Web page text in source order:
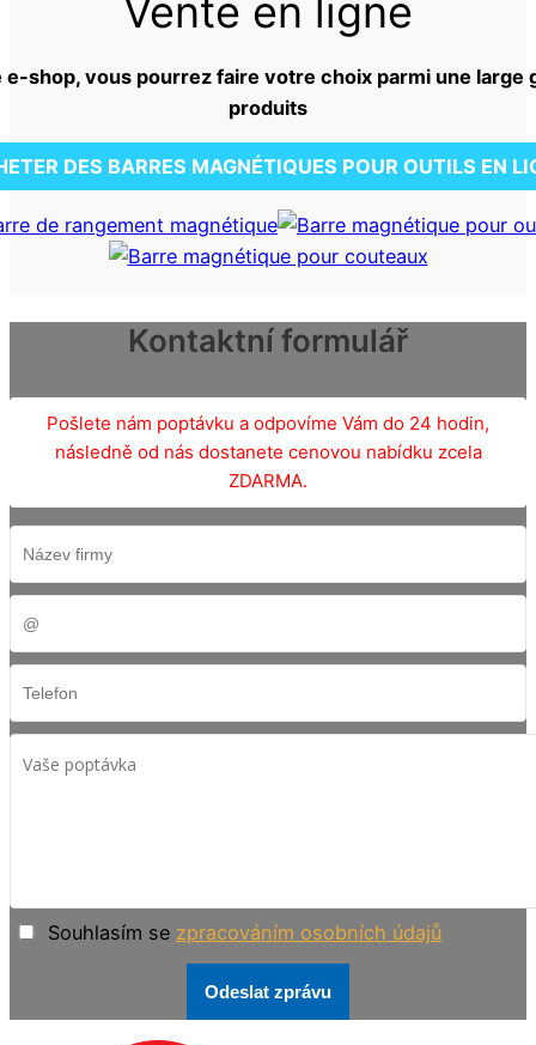
Vente en ligne
e-shop, vous pourrez faire votre choix parmi une large
produits
DES BARRES MAGNÉTIQUES POUR OUTILS EN
Kontaktní formulář
Pošlete nám poptávku a odpovíme Vám do 24 hodin,
následně od nás dostanete cenovou nabídku zcela
ZDARMA.
Souhlasím se zpracováním osobních údajů
Odeslat zprávu